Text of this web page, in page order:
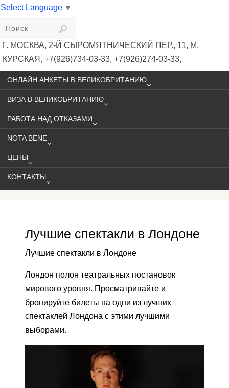
Select Language ▼
VIKIVISA
Г. МОСКВА, 2-Й СЫРОМЯТНИЧЕСКИЙ ПЕР., 11, М.
КУРСКАЯ, +7(926)734-03-33, +7(926)274-03-33,
VISA@VIKIVISA.RU
ОНЛАЙН АНКЕТЫ В ВЕЛИКОБРИТАНИЮ
ВИЗА В ВЕЛИКОБРИТАНИЮ
РАБОТА НАД ОТКАЗАМИ
NOTA BENE
ЦЕНЫ
КОНТАКТЫ
Лучшие спектакли в Лондоне
Лучшие спектакли в Лондоне
Лондон полон театральных постановок
мирового уровня. Просматривайте и
бронируйте билеты на одни из лучших
спектаклей Лондона с этими лучшими
выборами.